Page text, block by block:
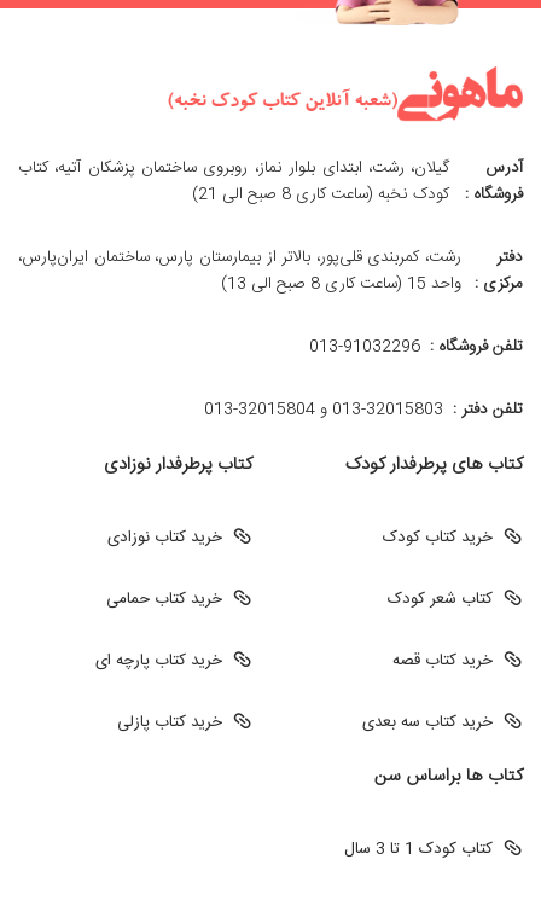
آدرس
فروشگاه :
گیلان، رشت، ابتدای بلوار نماز، روبروی ساختمان پزشکان آتیه، کتاب
کودک نخبه (ساعت کاری 8 صبح الی 21)
دفتر
مرکزی :
رشت، کمربندی قلی‌پور، بالاتر از بیمارستان پارس، ساختمان ایران‌پارس،
واحد 15 (ساعت کاری 8 صبح الی 13)
تلفن فروشگاه : 013-91032296
تلفن دفتر : 013-32015803 و 32015804-013
کتاب های پرطرفدار کودک
خرید کتاب کودک
کتاب شعر کودک
خرید کتاب قصه
خرید کتاب سه بعدی
کتاب پرطرفدار نوزادی
خرید کتاب نوزادی
خرید کتاب حمامی
خرید کتاب پارچه ای
خرید کتاب پازلی
کتاب ها براساس سن
کتاب کودک 1 تا 3 سال